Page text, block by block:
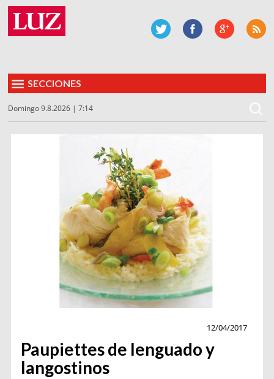
SECCIONES
Domingo 9.8.2026 | 7:14
12/04/2017
Paupiettes de lenguado y
langostinos